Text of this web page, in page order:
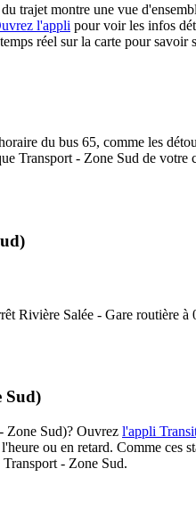
trajet montre une vue
l'appli pour voir les infos
réel sur la carte pour savoir
du bus 65, comme les
Transport - Zone Sud de
Rivière Salée - Gare routière
Sud)
Zone Sud)? Ouvrez l'appli
ou en retard. Comme ces
- Zone Sud.